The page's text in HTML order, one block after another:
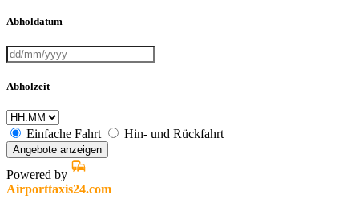
Abholdatum
Abholzeit
Einfache Fahrt Hin- und Rückfahrt
Angebote anzeigen
Powered by
Airporttaxis24.com